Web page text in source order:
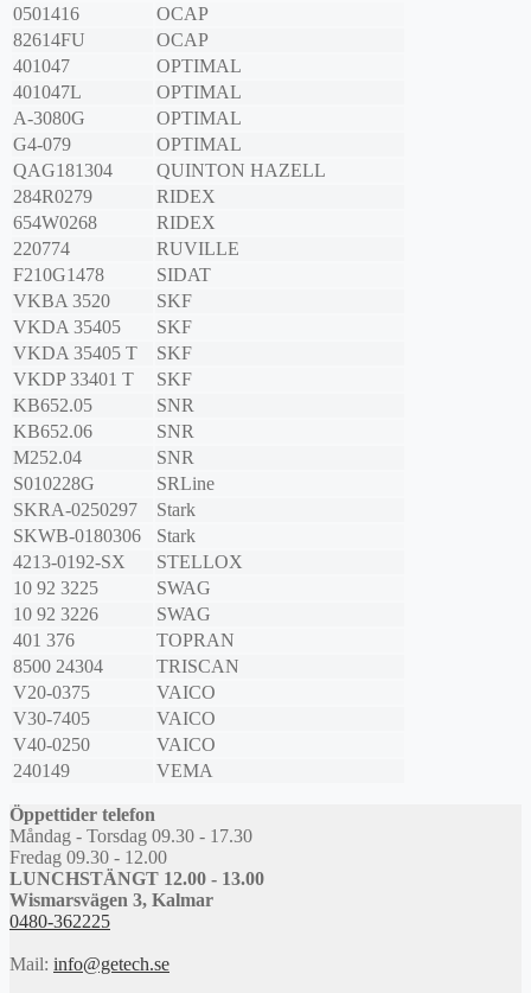
0501416
OCAP
82614FU
OCAP
401047
OPTIMAL
401047L
OPTIMAL
A-3080G
OPTIMAL
G4-079
OPTIMAL
QAG181304
QUINTON HAZELL
284R0279
RIDEX
654W0268
RIDEX
220774
RUVILLE
F210G1478
SIDAT
VKBA 3520
SKF
VKDA 35405
SKF
VKDA 35405 T
SKF
VKDP 33401 T
SKF
KB652.05
SNR
KB652.06
SNR
M252.04
SNR
S010228G
SRLine
SKRA-0250297
Stark
SKWB-0180306
Stark
4213-0192-SX
STELLOX
10 92 3225
SWAG
10 92 3226
SWAG
401 376
TOPRAN
8500 24304
TRISCAN
V20-0375
VAICO
V30-7405
VAICO
V40-0250
VAICO
240149
VEMA
Öppettider telefon
Måndag - Torsdag 09.30 - 17.30
Fredag 09.30 - 12.00
LUNCHSTÄNGT 12.00 - 13.00
Wismarsvägen 3, Kalmar
0480-362225
Mail: info@getech.se